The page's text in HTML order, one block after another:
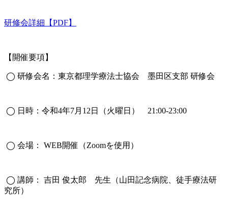
研修会詳細【PDF】
【開催要項】
◯ 研修会名：東京都理学療法士協会 墨田区支部 研修会
◯ 日時：令和4年7月12日（火曜日） 21:00-23:00
◯ 会場： WEB開催（Zoomを使用）
◯ 講師： 吉田 俊太郎 先生（山田記念病院、徒手療法研
究所）